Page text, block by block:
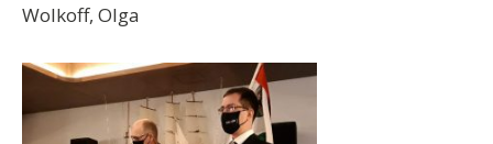
Wolkoff, Olga